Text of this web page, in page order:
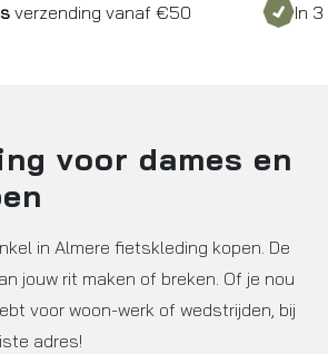
vanaf €50 In 3 keer
voor dames en
in Almere fietskleding kopen. De
jouw rit maken of breken. Of je nou
voor woon-werk of wedstrijden, bij
adres!